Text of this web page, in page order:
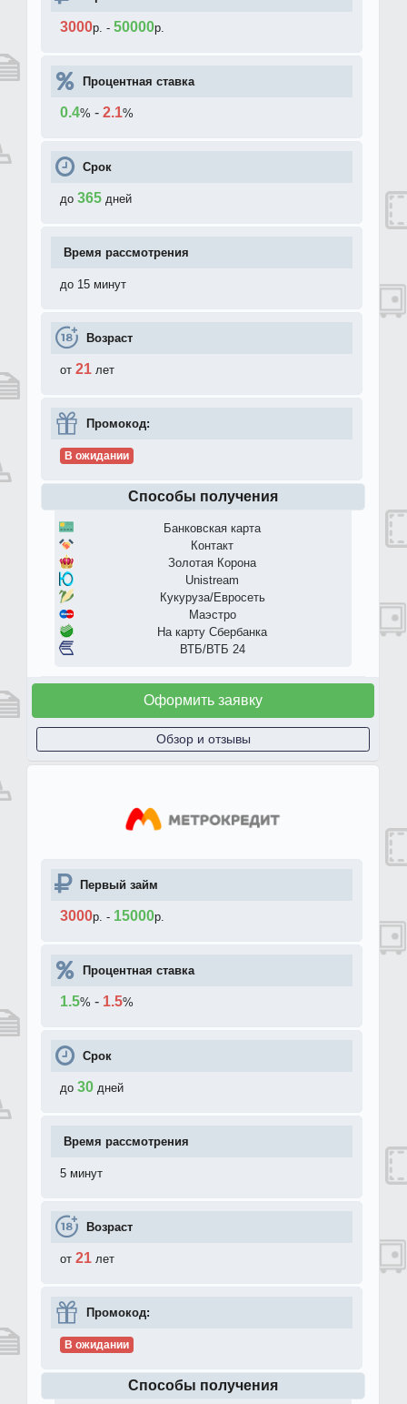
3000р. - 50000р.
Процентная ставка
0.4% - 2.1%
Срок
до 365 дней
Время рассмотрения
до 15 минут
Возраст
от 21 лет
Промокод:
В ожидании
Способы получения
Банковская карта
Контакт
Золотая Корона
Unistream
Кукуруза/Евросеть
Маэстро
На карту Сбербанка
ВТБ/ВТБ 24
Оформить заявку
Обзор и отзывы
Первый займ
3000р. - 15000р.
Процентная ставка
1.5% - 1.5%
Срок
до 30 дней
Время рассмотрения
5 минут
Возраст
от 21 лет
Промокод:
В ожидании
Способы получения